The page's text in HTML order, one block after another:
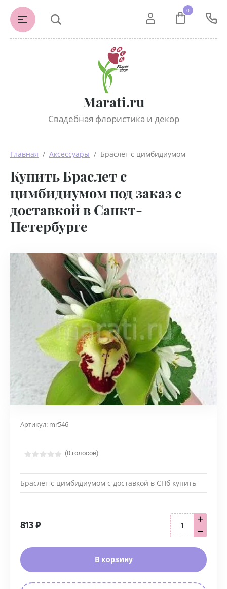
Marati.ru
Свадебная флористика и декор
0
Главная
  /
Аксессуары
  /  Браслет с цимбидиумом
Купить Браслет с
цимбидиумом под заказ с
доставкой в Санкт-
Петербурге
Артикул: mr546
(0 голосов)
Браслет с цимбидиумом с доставкой в СПб купить
813₽
−
+
В корзину